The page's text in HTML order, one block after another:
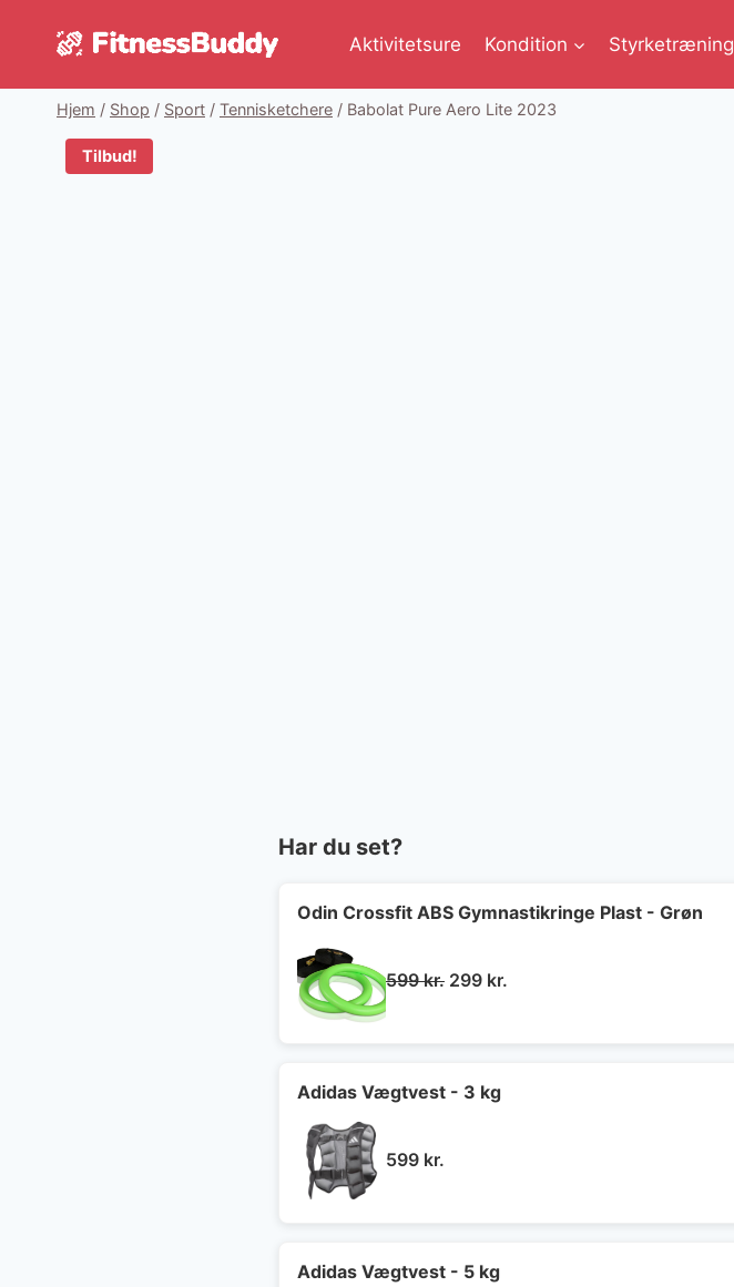
Aktivitetsure Kondition Styrketræning
Hjem / Shop / Sport / Tennisketchere / Babolat Pure Aero Lite 2023
Tilbud!
Har du set?
Odin Crossfit ABS Gymnastikringe Plast - Grøn
599kr. Den
599 kr..
299 kr.
Adidas Vægtvest - 3 kg
599 kr.
Adidas Vægtvest - 5 kg